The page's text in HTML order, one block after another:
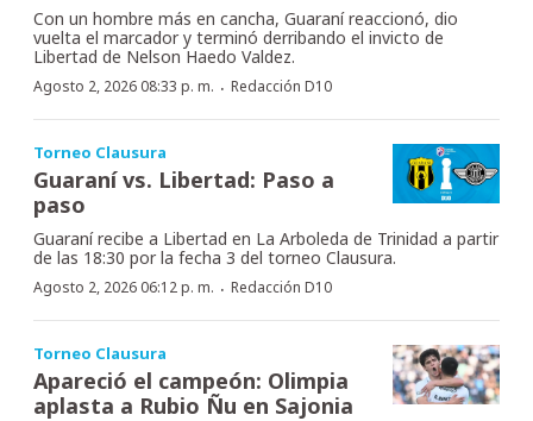
Con un hombre más en cancha, Guaraní reaccionó, dio
vuelta el marcador y terminó derribando el invicto de
Libertad de Nelson Haedo Valdez.
Agosto 2, 2026 08:33 p. m. · Redacción D10
Torneo Clausura
Guaraní vs. Libertad: Paso a
paso
Guaraní recibe a Libertad en La Arboleda de Trinidad a partir
de las 18:30 por la fecha 3 del torneo Clausura.
Agosto 2, 2026 06:12 p. m. · Redacción D10
Torneo Clausura
Apareció el campeón: Olimpia
aplasta a Rubio Ñu en Sajonia